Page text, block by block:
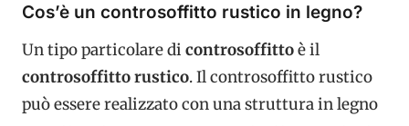
Cos’è un controsoffitto rustico in legno?
Un tipo particolare di controsoffittoè il
controsoffitto rustico. Il controsoffitto rustico
può essere realizzato con una struttura in legno